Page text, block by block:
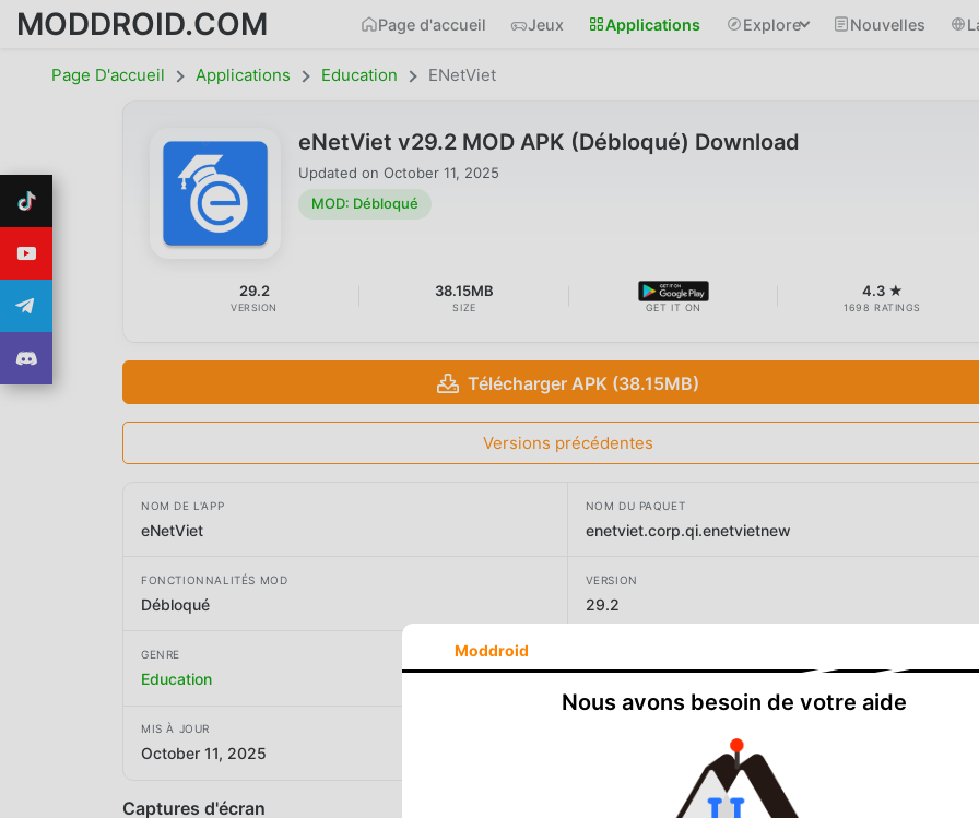
MODDROID.COM Page d'accueil Jeux Applications Explore Nouvelles
Page D'accueil Applications Education ENetViet
eNetViet v29.2 MOD APK (Débloqué) Download
Updated on October 11, 2025
MOD: Débloqué
29.2
VERSION
38.15MB
SIZE GET IT ON
4.3 ★
1698 RATINGS
Télécharger APK (38.15MB)
Versions précédentes
NOM DE L'APP
eNetViet
NOM DU PAQUET
enetviet.corp.qi.enetvietnew
FONCTIONNALITÉS MOD
Débloqué
VERSION
29.2
GENRE
Education QIGroup
MIS À JOUR
October 11, 2025
Captures d'écran
Moddroid
Nous avons besoin de votre aide